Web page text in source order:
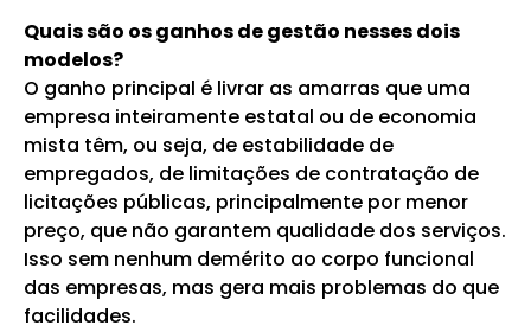
Quais são os ganhos de gestão nesses dois
modelos?
O ganho principal é livrar as amarras que uma
empresa inteiramente estatal ou de economia
mista têm, ou seja, de estabilidade de
empregados, de limitações de contratação de
licitações públicas, principalmente por menor
preço, que não garantem qualidade dos serviços.
Isso sem nenhum demérito ao corpo funcional
das empresas, mas gera mais problemas do que
facilidades.